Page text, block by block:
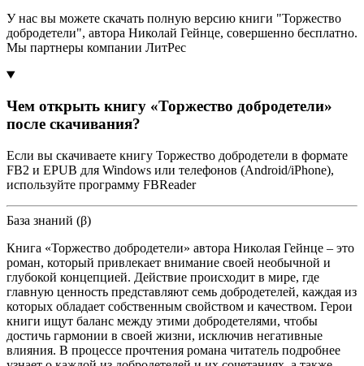
У нас вы можете скачать полную версию книги "Торжество
добродетели", автора Николай Гейнце, совершенно бесплатно.
Мы партнеры компании ЛитРес
Чем открыть книгу «Торжество добродетели»
после скачивания?
Если вы скачиваете книгу Торжество добродетели в формате
FB2 и EPUB для Windows или телефонов (Android/iPhone),
используйте программу FBReader
База знаний (β)
Книга «Торжество добродетели» автора Николая Гейнце – это
роман, который привлекает внимание своей необычной и
глубокой концепцией. Действие происходит в мире, где
главную ценность представляют семь добродетелей, каждая из
которых обладает собственным свойством и качеством. Герои
книги ищут баланс между этими добродетелями, чтобы
достичь гармонии в своей жизни, исключив негативные
влияния. В процессе прочтения романа читатель подробнее